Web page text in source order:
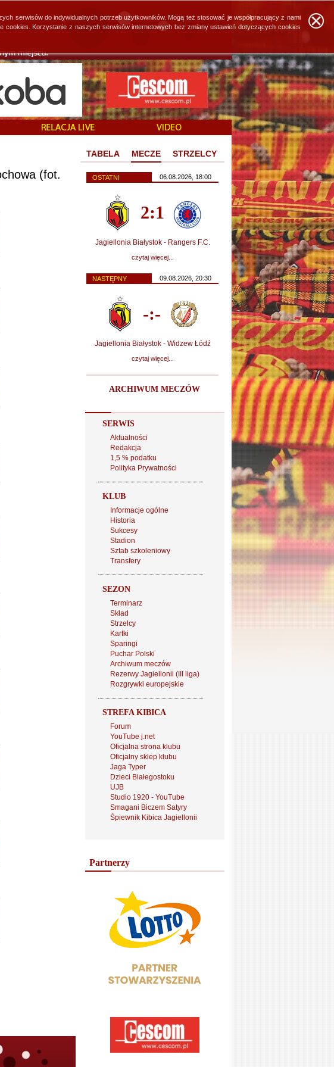
(fot.
TABELA MECZE STRZELCY
OSTATNI 06.08.2026, 18:00
2:1
Jagiellonia Białystok - Rangers F.C.
czytaj więcej...
NASTĘPNY 09.08.2026, 20:30
-:-
Jagiellonia Białystok - Widzew Łódź
czytaj więcej...
ARCHIWUM MECZÓW
SERWIS
Aktualności
Redakcja
1,5 % podatku
Polityka Prywatności
KLUB
Informacje ogólne
Historia
Sukcesy
Stadion
Sztab szkoleniowy
Transfery
SEZON
Terminarz
Skład
Strzelcy
Kartki
Sparingi
Puchar Polski
Archiwum meczów
Rezerwy Jagiellonii (III liga)
Rozgrywki europejskie
STREFA KIBICA
Forum
YouTube j.net
Oficjalna strona klubu
Oficjalny sklep klubu
Jaga Typer
Dzieci Białegostoku
UJB
Studio 1920 - YouTube
Smagani Biczem Satyry
Śpiewnik Kibica Jagiellonii
Partnerzy
serwisów do indywidualnych potrzeb użytkowników. Mogą też stosować je współpracujący z nami
cookies. Korzystanie z naszych serwisów internetowych bez zmiany ustawień dotyczących cookies